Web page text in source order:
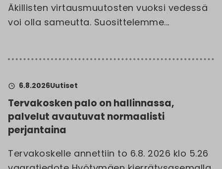
Äkillisten virtausmuutosten vuoksi vedessä
voi olla sameutta. Suosittelemme...
6.8.2026Uutiset
Tervakosken palo on hallinnassa,
palvelut avautuvat normaalisti
perjantaina
Tervakoskelle annettiin to 6.8. 2026 klo 5.26